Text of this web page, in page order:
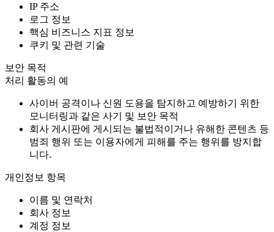
IP 주소
로그 정보
핵심 비즈니스 지표 정보
쿠키 및 관련 기술
보안 목적
처리 활동의 예
사이버 공격이나 신원 도용을 탐지하고 예방하기 위한
모니터링과 같은 사기 및 보안 목적
회사 게시판에 게시되는 불법적이거나 유해한 콘텐츠 등
범죄 행위 또는 이용자에게 피해를 주는 행위를 방지합
니다.
개인정보 항목
이름 및 연락처
회사 정보
계정 정보